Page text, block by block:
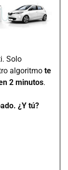
Solo
algoritmo te
2 minutos.
¿Y tú?